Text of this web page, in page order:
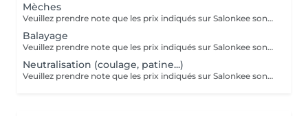
Mèches
Veuillez prendre note que les prix indiqués sur Salonkee sont communiqués à titre informatif et s'entendent de base. Ces derniers sont susceptibles de varier selon le diagnostic réalisé à votre arrivée au salon et l'expertise du professionnel à qui vous confiez votre beauté. Dans tous les cas, un devis précis vous sera proposé et toutes réalisations de prestations seront effectuées avec votre accord. Un grand merci d'avance pour votre compréhension. Au plaisir de vous recevoir très vite.
Balayage
Veuillez prendre note que les prix indiqués sur Salonkee sont communiqués à titre informatif et s'entendent de base. Ces derniers sont susceptibles de varier selon le diagnostic réalisé à votre arrivée au salon et l'expertise du professionnel à qui vous confiez votre beauté. Dans tous les cas, un devis précis vous sera proposé et toutes réalisations de prestations seront effectuées avec votre accord. Un grand merci d'avance pour votre compréhension. Au plaisir de vous recevoir très vite.
Neutralisation (coulage, patine...)
Veuillez prendre note que les prix indiqués sur Salonkee sont communiqués à titre informatif et s'entendent de base. Ces derniers sont susceptibles de varier selon le diagnostic réalisé à votre arrivée au salon et l'expertise du professionnel à qui vous confiez votre beauté. Dans tous les cas, un devis précis vous sera proposé et toutes réalisations de prestations seront effectuées avec votre accord. Un grand merci d'avance pour votre compréhension. Au plaisir de vous recevoir très vite.